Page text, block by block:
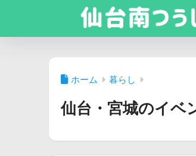
ホーム 暮らし
仙台・宮城のイベ